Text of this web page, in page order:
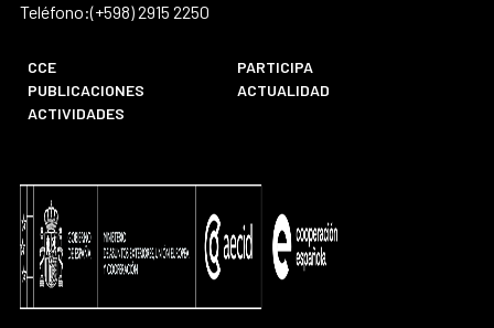
Teléfono:(+598) 2915 2250
CCE
PARTICIPA
PUBLICACIONES
ACTUALIDAD
ACTIVIDADES